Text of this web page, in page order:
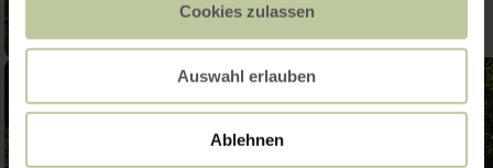
Cookies zulassen
Auswahl erlauben
Ablehnen